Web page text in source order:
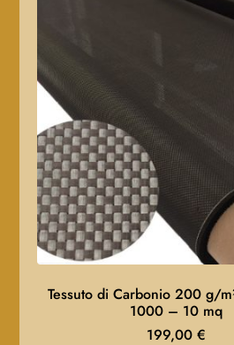
Tessuto di Carbonio 200 g/
1000 – 10 mq
199,00 €